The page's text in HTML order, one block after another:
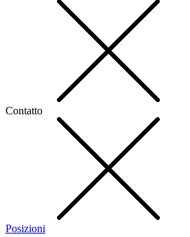
Contatto
Posizioni